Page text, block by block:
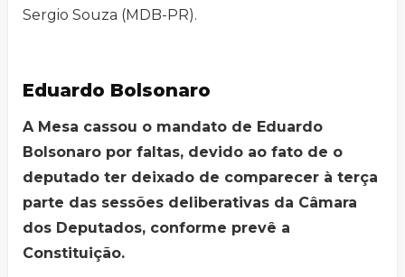
Sergio Souza (MDB-PR).
Eduardo Bolsonaro
A Mesa cassou o mandato de Eduardo
Bolsonaro por faltas, devido ao fato de o
deputado ter deixado de comparecer à terça
parte das sessões deliberativas da Câmara
dos Deputados, conforme prevê a
Constituição.